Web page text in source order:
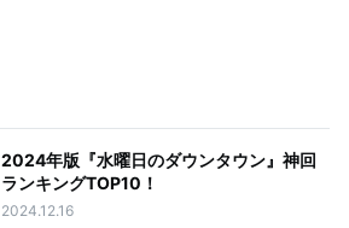
2024年版『水曜日のダウンタウン』神回
ランキングTOP10！
2024.12.16